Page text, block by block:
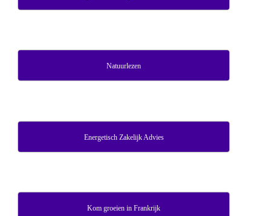
Natuurlezen
Energetisch Zakelijk Advies
Kom groeien in Frankrijk